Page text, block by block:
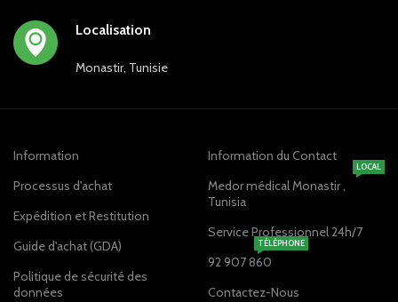
Localisation
Monastir, Tunisie
Information
Processus d'achat
Expédition et Restitution
Guide d'achat (GDA)
Politique de sécurité des
données
Information du Contact
Medor médical Monastir ,
Tunisia
LOCAL
Service Professionnel 24h/7
92 907 860
TÉLÉPHONE
Contactez-Nous